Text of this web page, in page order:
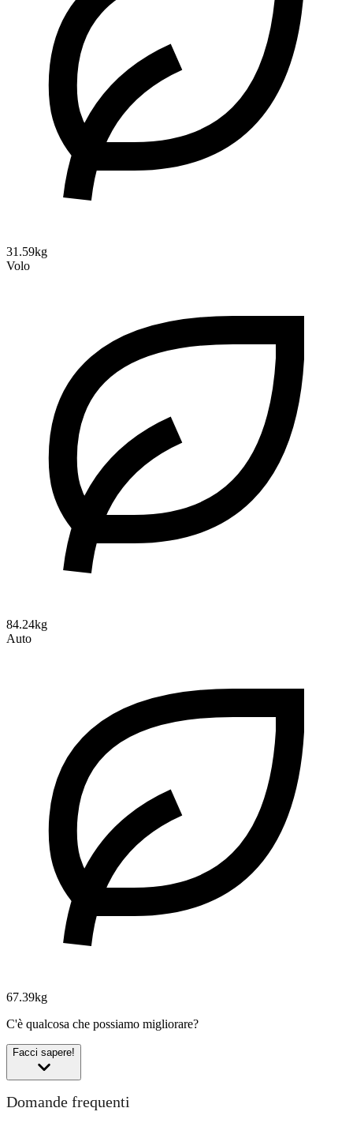
31.59kg
Volo
84.24kg
Auto
67.39kg
C'è qualcosa che possiamo migliorare?
Facci sapere!
Domande frequenti